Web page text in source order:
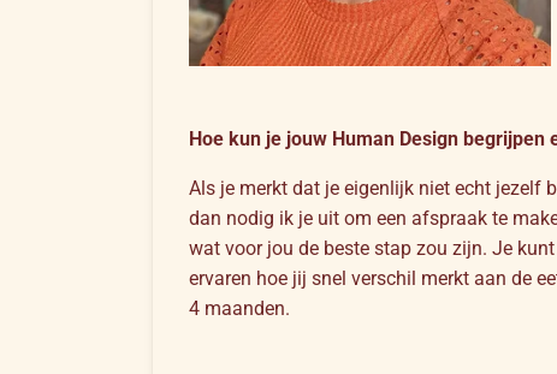
Hoe kun je jouw Human Design begrijpen
Als je merkt dat je eigenlijk niet echt jezelf
dan nodig ik je uit om een afspraak te
wat voor jou de beste stap zou zijn. Je
ervaren hoe jij snel verschil merkt aan de
4 maanden.